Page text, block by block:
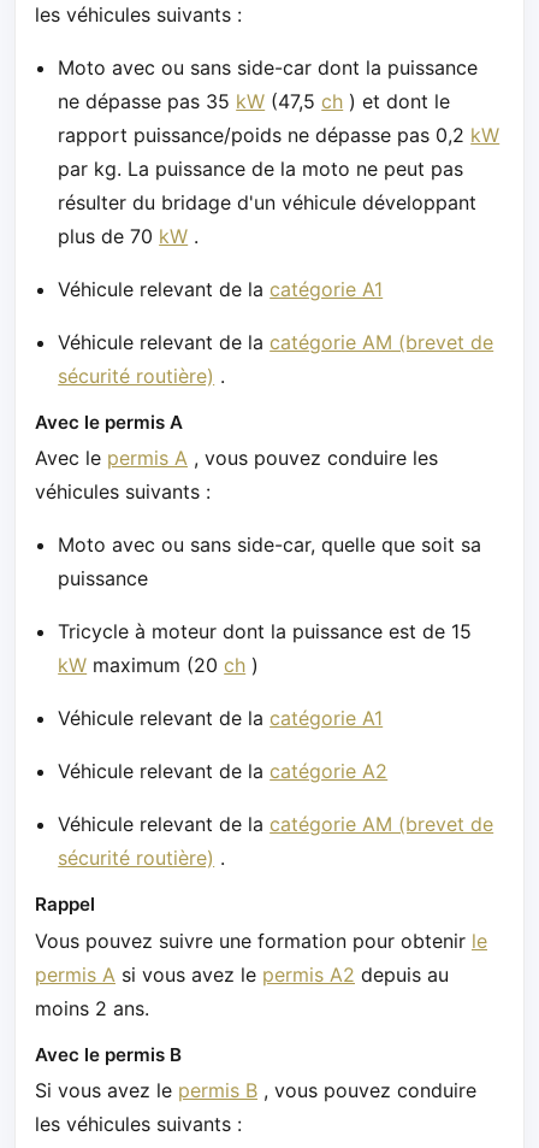
les véhicules suivants :
Moto avec ou sans side-car dont la puissance
ne dépasse pas 35 kW (47,5ch ) et dont le
rapport puissance/poids ne dépasse pas 0,2 kW
par kg. La puissance de la moto ne peut pas
résulter du bridage d'un véhicule développant
plus de 70 kW .
Véhicule relevant de lacatégorie A1
Véhicule relevant de lacatégorie AM (brevet de
sécurité routière) .
Avec le permis A
Avec le permis A , vous pouvez conduire les
véhicules suivants :
Moto avec ou sans side-car, quelle que soit sa
puissance
Tricycle à moteur dont la puissance est de 15
kW maximum (20ch )
Véhicule relevant de lacatégorie A1
Véhicule relevant de lacatégorie A2
Véhicule relevant de lacatégorie AM (brevet de
sécurité routière) .
Rappel
Vous pouvez suivre une formation pour obtenir le
permis A si vous avez le permis A2 depuis au
moins 2 ans.
Avec le permis B
Si vous avez le permis B , vous pouvez conduire
les véhicules suivants :